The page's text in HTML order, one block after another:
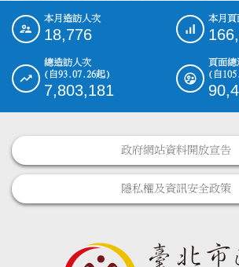
::: 本月造訪人次
18,776
本月頁
總造訪人次
(自93.07.26起)
7,803,181
頁面
(自
政府網站資料開放宣告
隱私權及資訊安全政策